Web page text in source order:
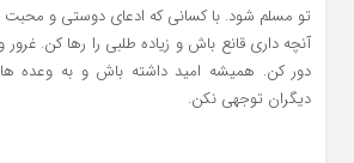
تو مسلم شود. با کسانی که ادعای دوستی و محبت
آنچه داری قانع باش و زیاده طلبی را رها کن.
دور کن. همیشه امید داشته باش و به وعده
دیگران توجهی نکن.